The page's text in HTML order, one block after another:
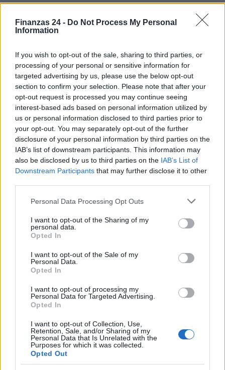
Finanzas 24 - Do Not Process My Personal
Information
If you wish to opt-out of the sale, sharing to third parties, or
processing of your personal or sensitive information for
targeted advertising by us, please use the below opt-out
section to confirm your selection. Please note that after your
opt-out request is processed you may continue seeing
interest-based ads based on personal information utilized by
us or personal information disclosed to third parties prior to
your opt-out. You may separately opt-out of the further
disclosure of your personal information by third parties on the
IAB’s list of downstream participants. This information may
also be disclosed by us to third parties on the IAB’s List of
Downstream Participants that may further disclose it to other
Please note that this website/app uses one or more Google
not limited to your visit or usage behaviour. You may click to
grant or deny consent to Google and its third-party tags to
use your data for below specified purposes in below Google
consent section.
Personal Data Processing Opt Outs
I want to opt-out of the Sharing of my
personal data.
Opted In
I want to opt-out of the Sale of my
Personal Data.
Opted In
I want to opt-out of processing my
Personal Data for Targeted Advertising.
Opted In
I want to opt-out of Collection, Use,
Retention, Sale, and/or Sharing of my
Personal Data that Is Unrelated with the
Purposes for which it was collected.
Opted Out
Sigue leyendo
NEWS
Lucía Herrera · 6 Ago 2026